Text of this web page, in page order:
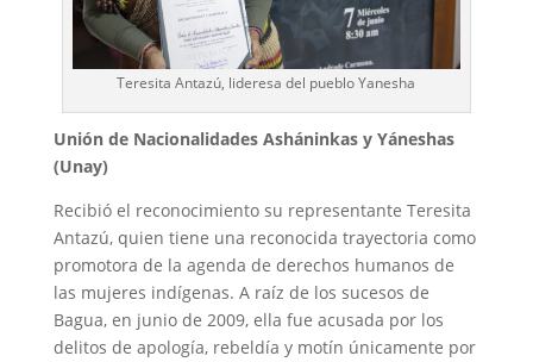
Teresita Antazú, lideresa del pueblo Yanesha
Unión de Nacionalidades Asháninkas y Yáneshas
(Unay)
Recibió el reconocimiento su representante Teresita
Antazú, quien tiene una reconocida trayectoria como
promotora de la agenda de derechos humanos de
las mujeres indígenas. A raíz de los sucesos de
Bagua, en junio de 2009, ella fue acusada por los
delitos de apología, rebeldía y motín únicamente por